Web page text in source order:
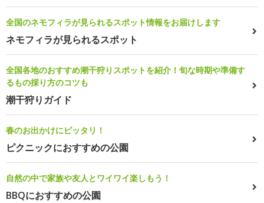
全国のネモフィラが見られるスポット情報をお届けします
ネモフィラが見られるスポット
全国各地のおすすめ潮干狩りスポットを紹介！旬な時期や準備す
るもの採り方のコツも
潮干狩りガイド
春のお出かけにピッタリ！
ピクニックにおすすめの公園
自然の中で家族や友人とワイワイ楽しもう！
BBQにおすすめの公園